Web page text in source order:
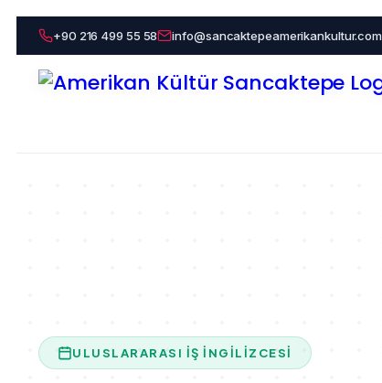
+90 216 499 55 58 info@sancaktepeamerikankultur.com
ULUSLARARASI İŞ İNGILIZCESI